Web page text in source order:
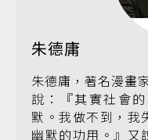
朱德庸
朱德庸，著名漫畫
說：『其實社會
默。我做不到，我
幽默的功用。』又